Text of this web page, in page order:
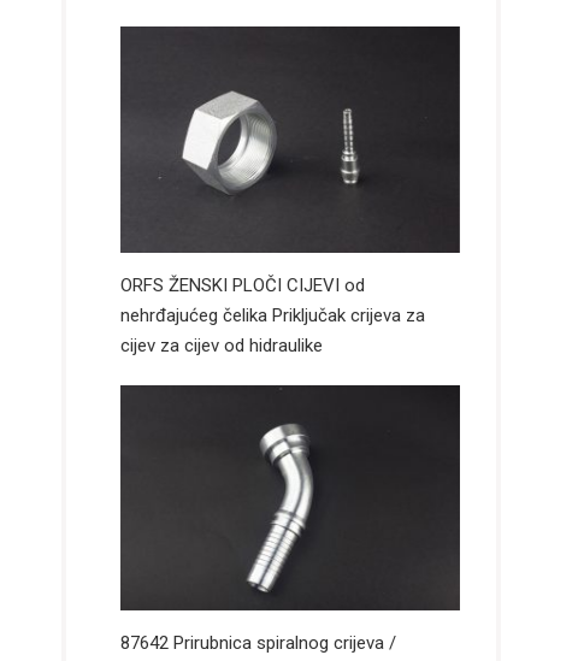
ORFS ŽENSKI PLOČI CIJEVI od
nehrđajućeg čelika Priključak crijeva za
cijev za cijev od hidraulike
87642 Prirubnica spiralnog crijeva /